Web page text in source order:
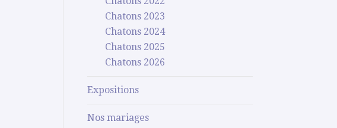
Chatons 2023
Chatons 2024
Chatons 2025
Chatons 2026
Expositions
Nos mariages